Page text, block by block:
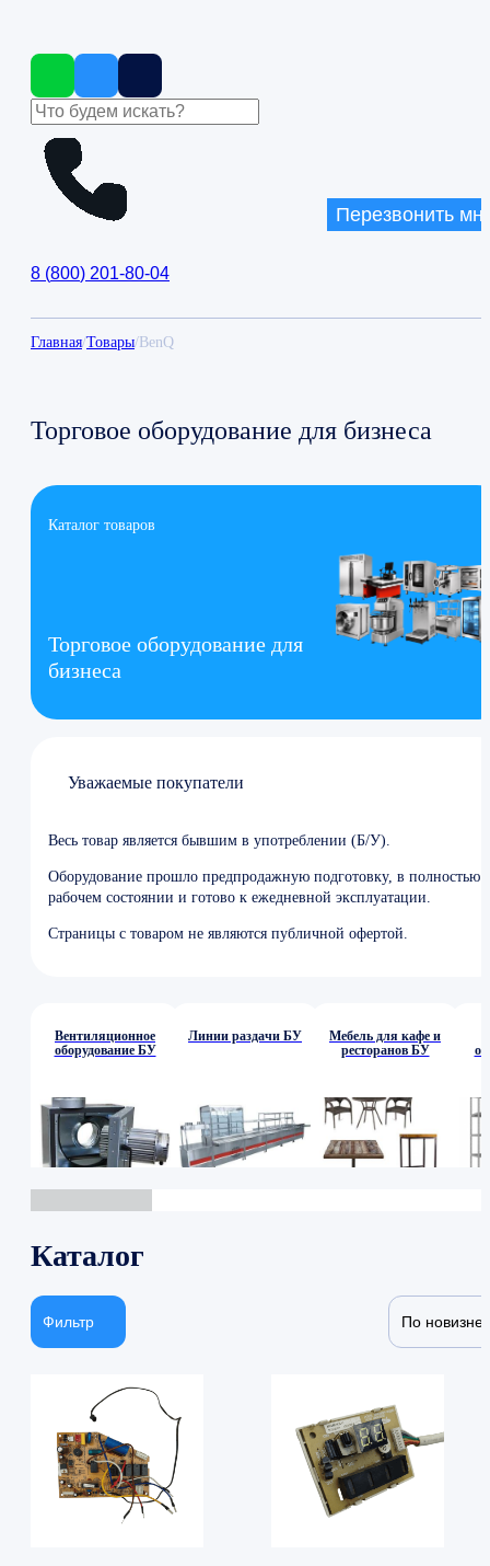
8 (800) 201-80-04
Перезвонить
Главная/Товары/ BenQ
Торговое оборудование для бизнеса
Каталог товаров
Торговое оборудование для
бизнеса
Уважаемые покупатели
Весь товар является бывшим в употреблении (Б/У).
Оборудование прошло предпродажную подготовку, в полностью
рабочем состоянии и готово к ежедневной эксплуатации.
Страницы с товаром не являются публичной офертой.
Вентиляционное
оборудование БУ
Линии раздачи БУ
Мебель для кафе и
ресторанов БУ
Каталог
Фильтр По новизне